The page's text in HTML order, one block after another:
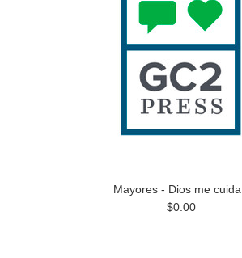
Mayores - Dios me cuida
$0.00